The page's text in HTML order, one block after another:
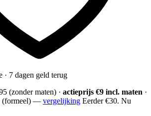
· 7 dagen geld terug
(zonder maten) · actieprijs €9 incl. maten ·
(formeel) — vergelijking Eerder €30. Nu